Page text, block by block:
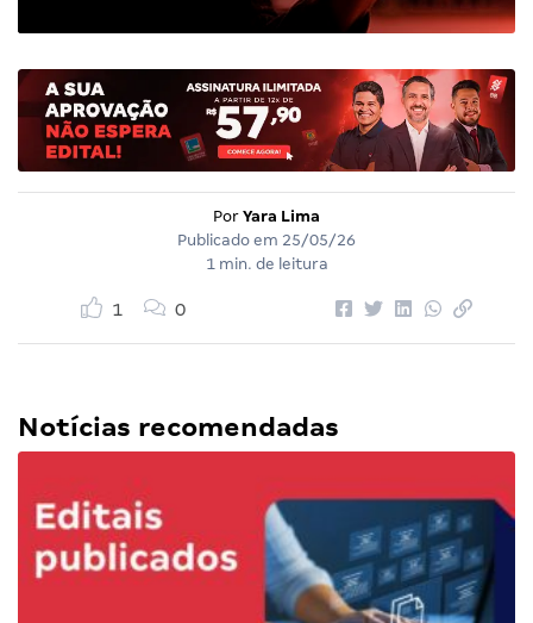
Por Yara Lima
Publicado em 25/05/26
1 min. de leitura
1 0
Notícias recomendadas